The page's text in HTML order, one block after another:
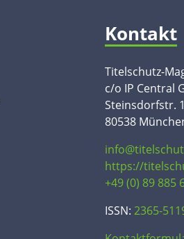
Kontakt
Titelschutz-
c/o IP Central
Steinsdorfstr.
80538
https://
+49 (0) 89 885
ISSN: 2365-